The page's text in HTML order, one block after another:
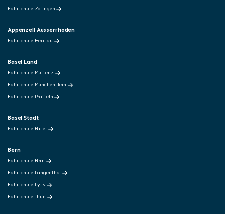
Fahrschule Zofingen
Appenzell Ausserrhoden
Fahrschule Herisau
Basel Land
Fahrschule Muttenz
Fahrschule Münchenstein
Fahrschule Pratteln
Basel Stadt
Fahrschule Basel
Bern
Fahrschule Bern
Fahrschule Langenthal
Fahrschule Lyss
Fahrschule Thun